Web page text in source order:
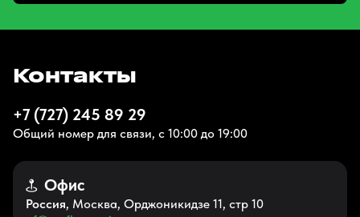
Контакты
+7 (727) 245 89 29
Общий номер для связи, с 10:00 до 19:00
Офис
Россия, Москва, Орджоникидзе 11, стр 10